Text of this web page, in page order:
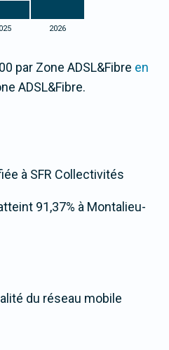
2026
par Zone ADSL&Fibre en
ADSL&Fibre.
à SFR Collectivités
91,37% à Montalieu-
du réseau mobile